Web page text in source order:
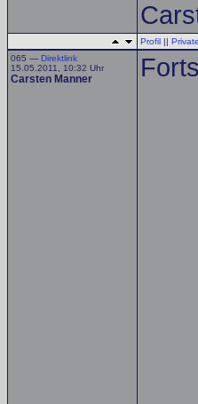
Profil ||
065 — Direktlink
15.05.2011, 10:32 Uhr
Carsten Manner